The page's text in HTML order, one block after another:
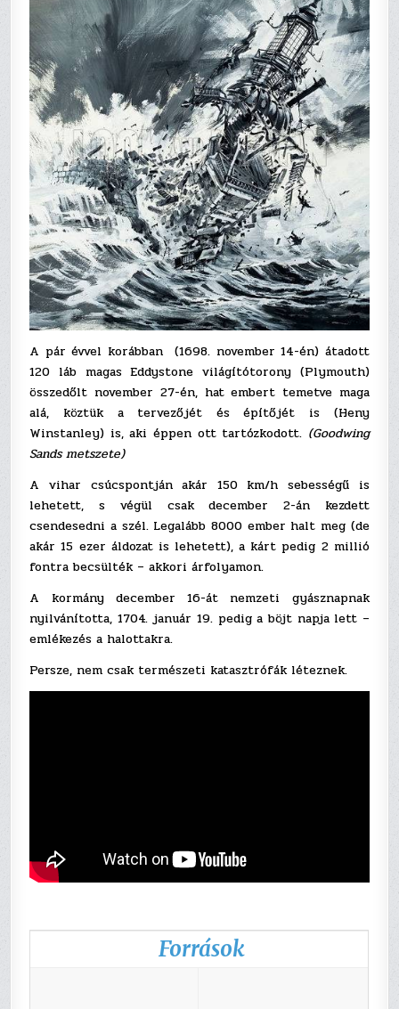
A pár évvel korábban (1698. november 14-én) átadott
120 láb magas Eddystone világítótorony (Plymouth)
összedőlt november 27-én, hat embert temetve maga
alá, köztük a tervezőjét és építőjét is (Heny
Winstanley) is, aki éppen ott tartózkodott. (Goodwing
Sands metszete)
A vihar csúcspontján akár 150 km/h sebességű is
lehetett, s végül csak december 2-án kezdett
csendesedni a szél. Legalább 8000 ember halt meg (de
akár 15 ezer áldozat is lehetett), a kárt pedig 2 millió
fontra becsülték – akkori árfolyamon.
A kormány december 16-át nemzeti gyásznapnak
nyilvánította, 1704. január 19. pedig a böjt napja lett –
emlékezés a halottakra.
Persze, nem csak természeti katasztrófák léteznek.
Források